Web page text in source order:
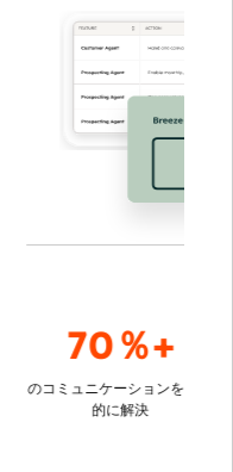
70％+
のコミュニケーションを自動
的に解決
顧客対